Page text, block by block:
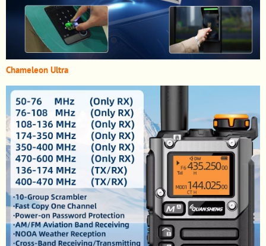
Chameleon Ultra